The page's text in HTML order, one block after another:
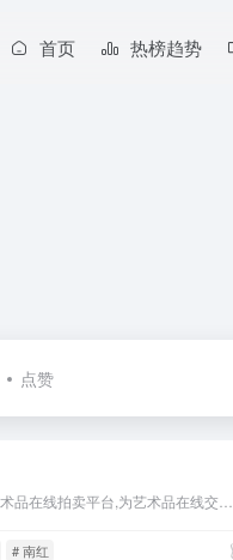
首页 热榜趋势
点赞
# 南红